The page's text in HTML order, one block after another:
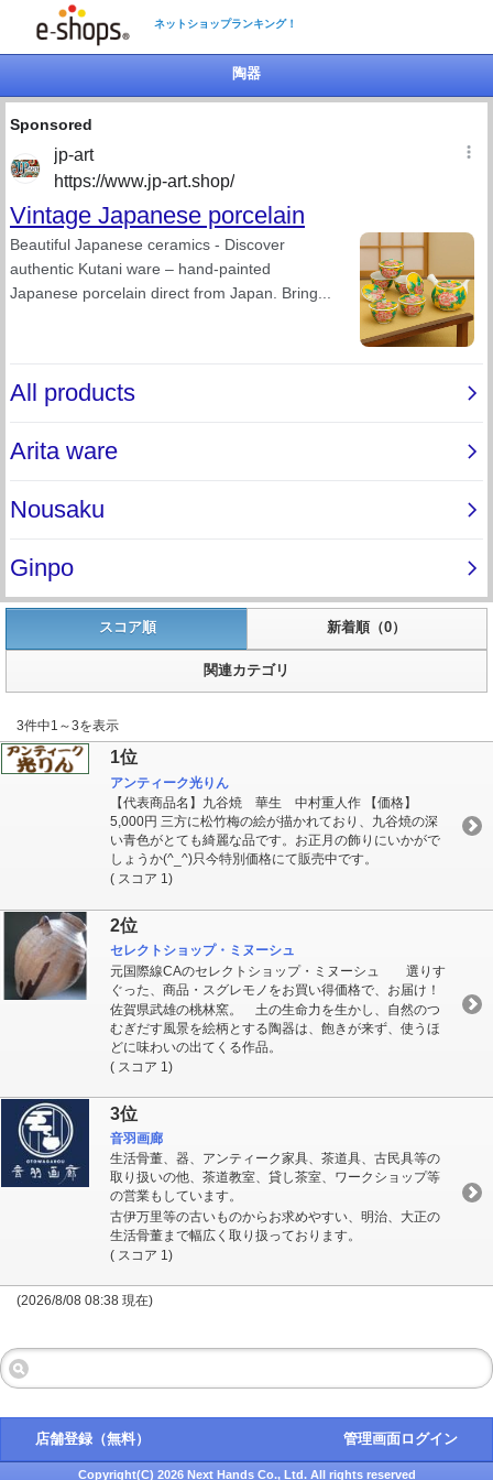
ネットショップランキング！
陶器
スコア順 新着順（0）
関連カテゴリ
3件中1～3を表示
1位
アンティーク光りん
【代表商品名】九谷焼 華生 中村重人作 【価格】
5,000円 三方に松竹梅の絵が描かれており、九谷焼の深
い青色がとても綺麗な品です。お正月の飾りにいかがで
しょうか(^_^)只今特別価格にて販売中です。
( スコア 1)
2位
セレクトショップ・ミヌーシュ
元国際線CAのセレクトショップ・ミヌーシュ 選りす
ぐった、商品・スグレモノをお買い得価格で、お届け！
佐賀県武雄の桃林窯。 土の生命力を生かし、自然のつ
むぎだす風景を絵柄とする陶器は、飽きが来ず、使うほ
どに味わいの出てくる作品。
( スコア 1)
3位
音羽画廊
生活骨董、器、アンティーク家具、茶道具、古民具等の
取り扱いの他、茶道教室、貸し茶室、ワークショップ等
の営業もしています。
古伊万里等の古いものからお求めやすい、明治、大正の
生活骨董まで幅広く取り扱っております。
( スコア 1)
(2026/8/08 08:38 現在)
店舗登録（無料） 管理画面ログイン
Copyright(C) 2026 Next Hands Co., Ltd. All rights reserved